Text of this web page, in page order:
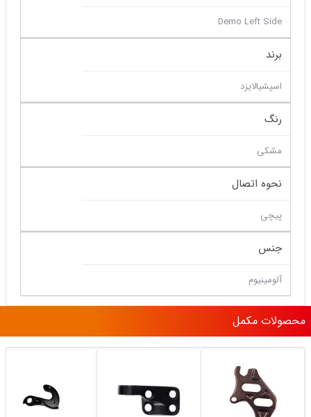
Demo Left Side
برند
اسپشیالایزد
رنگ
مشکی
نحوه اتصال
پیچی
جنس
آلومینیوم
محصولات مکمل